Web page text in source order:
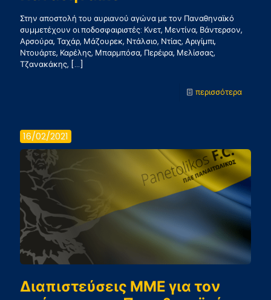
Στην αποστολή του αυριανού αγώνα με τον Παναθηναϊκό
συμμετέχουν οι ποδοσφαιριστές: Κνετ, Μεντίνα, Βάντερσον,
Αρσούρα, Ταχάρ, Μάζουρεκ, Ντάλσιο, Ντίας, Αριγίμπι,
Ντουάρτε, Καρέλης, Μπαρμπόσα, Περέιρα, Μελίσσας,
Τζανακάκης, […]
περισσότερα-
16/02/2021
Διαπιστεύσεις ΜΜΕ για τον